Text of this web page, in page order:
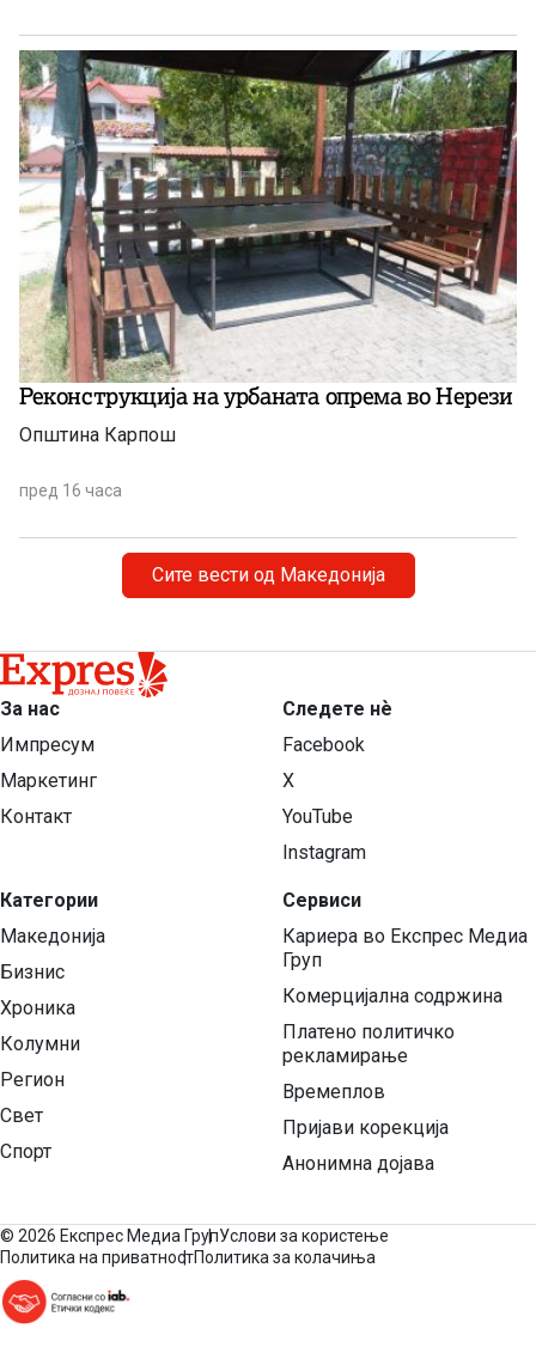
попладнево од Министерството за здравство.
Реконструкција на урбаната опрема во Нерези
Општина Карпош
пред 16 часа
Сите вести од Македонија
За нас
Импресум
Маркетинг
Контакт
Категории
Македонија
Бизнис
Хроника
Колумни
Регион
Свет
Спорт
Следете нѐ
Facebook
X
YouTube
Instagram
Сервиси
Кариера во Експрес Медиа
Груп
Комерцијална содржина
Платено политичко
рекламирање
Времеплов
Пријави корекција
Анонимна дојава
© 2026 Експрес Медиа ГрупУслови за користење
Политика на приватностПолитика за колачиња